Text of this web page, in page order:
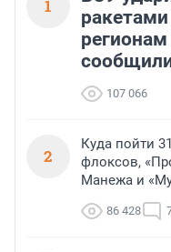
1
107 066
2
Куда пойти
флоксов,
Манежа и
86 428